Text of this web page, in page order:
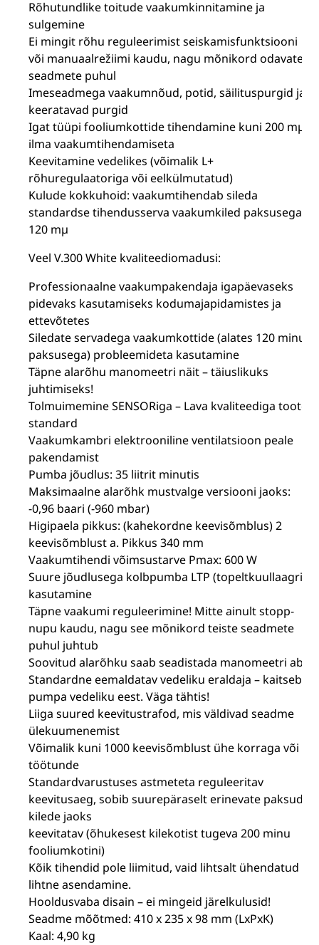
Rõhutundlike toitude vaakumkinnitamine ja
sulgemine
Ei mingit rõhu reguleerimist seiskamisfunktsiooni
või manuaalrežiimi kaudu, nagu mõnikord odavate
seadmete puhul
Imeseadmega vaakumnõud, potid, säilituspurgid ja
keeratavad purgid
Igat tüüpi fooliumkottide tihendamine kuni 200 mµ
ilma vaakumtihendamiseta
Keevitamine vedelikes (võimalik L+
rõhuregulaatoriga või eelkülmutatud)
Kulude kokkuhoid: vaakumtihendab sileda
standardse tihendusserva vaakumkiled paksusega
120 mµ
Veel V.300 White kvaliteediomadusi:
Professionaalne vaakumpakendaja igapäevaseks
pidevaks kasutamiseks kodumajapidamistes ja
ettevõtetes
Siledate servadega vaakumkottide (alates 120 minu
paksusega) probleemideta kasutamine
Täpne alarõhu manomeetri näit – täiuslikuks
juhtimiseks!
Tolmuimemine SENSORiga – Lava kvaliteediga toote
standard
Vaakumkambri elektrooniline ventilatsioon peale
pakendamist
Pumba jõudlus: 35 liitrit minutis
Maksimaalne alarõhk mustvalge versiooni jaoks:
-0,96 baari (-960 mbar)
Higipaela pikkus: (kahekordne keevisõmblus) 2
keevisõmblust a. Pikkus 340 mm
Vaakumtihendi võimsustarve Pmax: 600 W
Suure jõudlusega kolbpumba LTP (topeltkuullaagrid)
kasutamine
Täpne vaakumi reguleerimine! Mitte ainult stopp-
nupu kaudu, nagu see mõnikord teiste seadmete
puhul juhtub
Soovitud alarõhku saab seadistada manomeetri abil
Standardne eemaldatav vedeliku eraldaja – kaitseb
pumpa vedeliku eest. Väga tähtis!
Liiga suured keevitustrafod, mis väldivad seadme
ülekuumenemist
Võimalik kuni 1000 keevisõmblust ühe korraga või
töötunde
Standardvarustuses astmeteta reguleeritav
keevitusaeg, sobib suurepäraselt erinevate paksude
kilede jaoks
keevitatav (õhukesest kilekotist tugeva 200 minu
fooliumkotini)
Kõik tihendid pole liimitud, vaid lihtsalt ühendatud –
lihtne asendamine.
Hooldusvaba disain – ei mingeid järelkulusid!
Seadme mõõtmed: 410 x 235 x 98 mm (LxPxK)
Kaal: 4,90 kg